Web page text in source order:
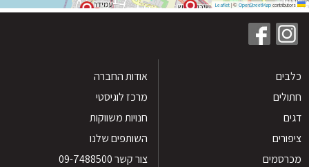
|©OpenStreetMap
אודות החברה
מרכז לוגיסטי
חנויות משווקות
השותפים שלנו
צור קשר 09-7488500